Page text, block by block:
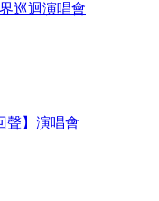
巡迴演唱會
聲】演唱會